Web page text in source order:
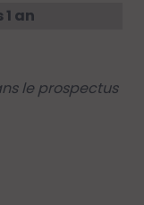
an
le prospectus